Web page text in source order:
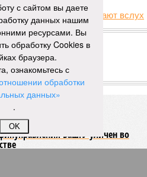
ПАРТНЕРОВ
smi2.ru
«ОБЩЕСТВО»
БашГУ уличен во
с сайтом вы даете
данных нашим
ресурсами. Вы
обработку Cookies в
браузера.
ознакомьтесь с
обработки
данных»
.
OK